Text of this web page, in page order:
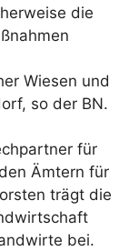
die
Wiesen und
so der BN.
für
Ämtern für
trägt die
bei.